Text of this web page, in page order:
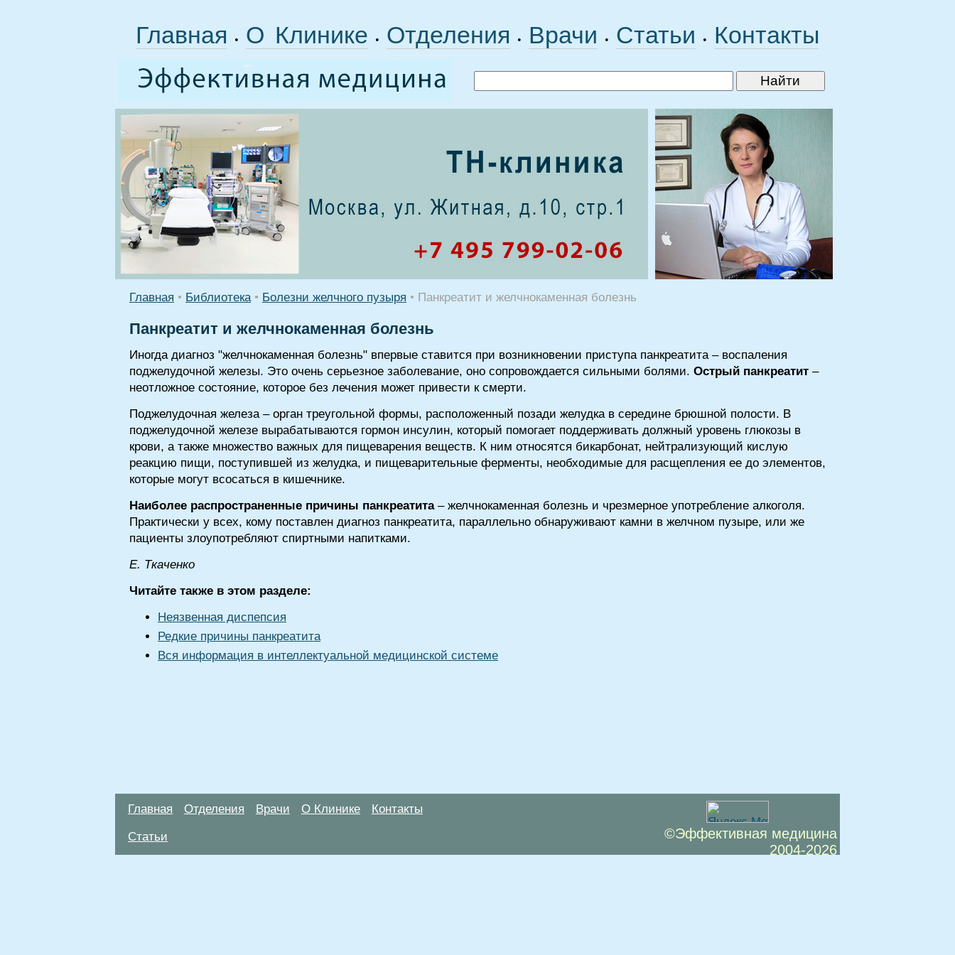
Главная • О Клинике • Отделения • Врачи • Статьи • Контакты
Главная • Библиотека • Болезни желчного пузыря • Панкреатит и желчнокаменная болезнь
Панкреатит и желчнокаменная болезнь
Иногда диагноз "желчнокаменная болезнь" впервые ставится при возникновении приступа панкреатита – воспаления
поджелудочной железы. Это очень серьезное заболевание, оно сопровождается сильными болями. Острый панкреатит –
неотложное состояние, которое без лечения может привести к смерти.
Поджелудочная железа – орган треугольной формы, расположенный позади желудка в середине брюшной полости. В
поджелудочной железе вырабатываются гормон инсулин, который помогает поддерживать должный уровень глюкозы в
крови, а также множество важных для пищеварения веществ. К ним относятся бикарбонат, нейтрализующий кислую
реакцию пищи, поступившей из желудка, и пищеварительные ферменты, необходимые для расщепления ее до элементов,
которые могут всосаться в кишечнике.
Наиболее распространенные причины панкреатита– желчнокаменная болезнь и чрезмерное употребление алкоголя.
Практически у всех, кому поставлен диагноз панкреатита, параллельно обнаруживают камни в желчном пузыре, или же
пациенты злоупотребляют спиртными напитками.
E. Tкaчeнкo
Читайте также в этом разделе:
Неязвенная диспепсия
Редкие причины панкреатита
Вся информация в интеллектуальной медицинской системе
Главная Отделения Врачи О Клинике Контакты
Статьи
©Эффективная медицина
2004-2026